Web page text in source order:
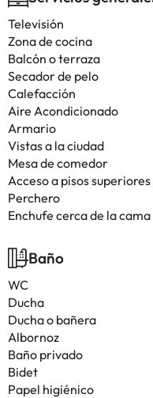
Televisión
Zona de cocina
Balcón o terraza
Secador de pelo
Calefacción
Aire Acondicionado
Armario
Vistas a la ciudad
Mesa de comedor
Acceso a pisos
Perchero
Enchufe cerca de la cama
Baño
WC
Ducha
Ducha o bañera
Albornoz
Baño privado
Bidet
Papel higiénico